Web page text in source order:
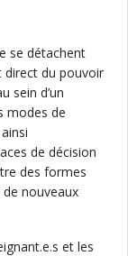
se détachent
direct du pouvoir
sein d’un
modes de
de décision
des formes
nouveaux
et les